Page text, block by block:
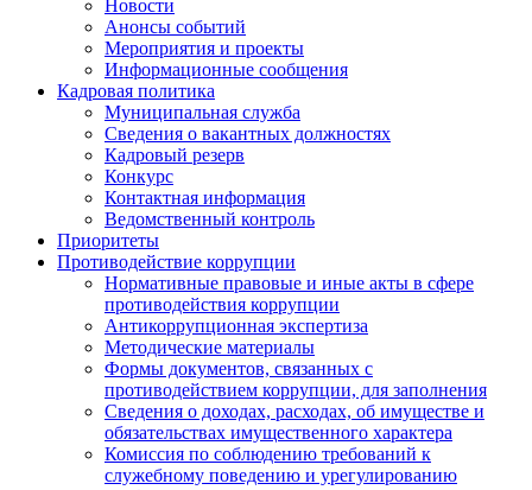
Новости
Анонсы событий
Мероприятия и проекты
Информационные сообщения
Кадровая политика
Муниципальная служба
Сведения о вакантных должностях
Кадровый резерв
Конкурс
Контактная информация
Ведомственный контроль
Приоритеты
Противодействие коррупции
Нормативные правовые и иные акты в сфере
противодействия коррупции
Антикоррупционная экспертиза
Методические материалы
Формы документов, связанных с
противодействием коррупции, для заполнения
Сведения о доходах, расходах, об имуществе и
обязательствах имущественного характера
Комиссия по соблюдению требований к
служебному поведению и урегулированию